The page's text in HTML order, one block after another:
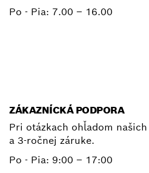
Po - Pia: 7.00 – 16.00
ZÁKAZNÍCKÁ PODPORA
Pri otázkach ohľadom
a 3-ročnej záruke.
Po - Pia: 9:00 – 17:00